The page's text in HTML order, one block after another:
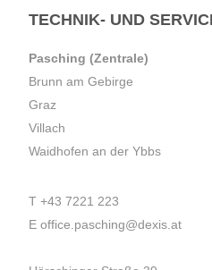
TECHNIK- UND
Pasching (Zentrale)
Brunn am Gebirge
Graz
Villach
Waidhofen an der Ybbs
T +43 7221 223
E office.pasching@dexis.at